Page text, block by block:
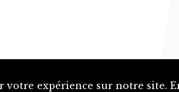
expérience sur notre site.